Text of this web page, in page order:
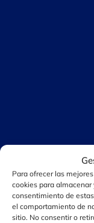
Para ofrecer las
cookies para almacenar
consentimiento de
el comportamiento de
sitio. No consentir o